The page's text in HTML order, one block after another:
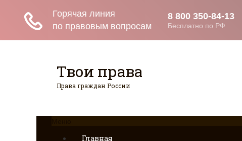
Твои права
Права граждан России
Главная